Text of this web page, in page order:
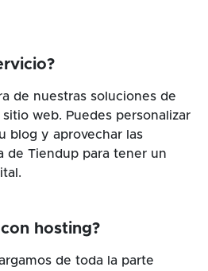
de nuestras soluciones de
web. Puedes personalizar
blog y aprovechar las
de Tiendup para tener un
hosting?
de toda la parte